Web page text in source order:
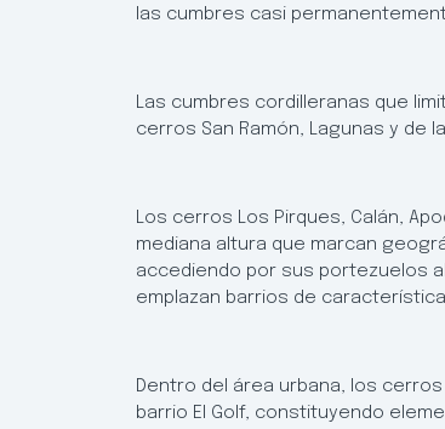
las cumbres casi
Las cumbres cordilleranas que
cerros San Ramón, Lagunas y de
Los cerros Los Pirques, Calán,
mediana altura que marcan
accediendo por sus portezuelos
emplazan barrios de
Dentro del área urbana, los cerros
barrio El Golf, constituyendo